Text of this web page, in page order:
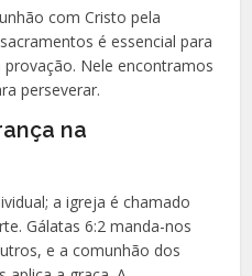
com Cristo pela
é essencial para
Nele encontramos
perseverar.
na
a igreja é chamado
Gálatas 6:2 manda-nos
e a comunhão dos